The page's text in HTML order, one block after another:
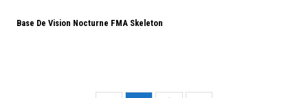
Base De Vision Nocturne FMA Skeleton